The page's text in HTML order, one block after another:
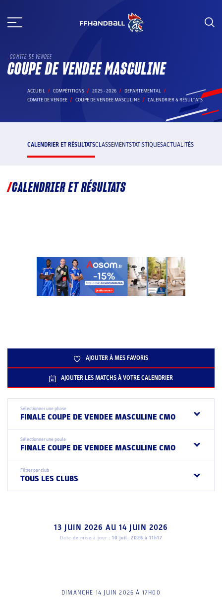
au
COMITE DE VENDEE
COUPE DE VENDEE MASCULINE
ACCUEIL COMPÉTITIONS 2025 - 2026
DEPARTEMENTAL
COMITE DE VENDEE
COUPE DE VENDEE MASCULINE CALENDRIER & RÉSULTATS
CALENDRIER ET RÉSULTATSCLASSEMENTSTATISTIQUESACTUALITÉS
CALENDRIER ET RÉSULTATS
AJOUTER À MES FAVORIS
AJOUTER LES MATCHS À VOTRE CALENDRIER
Sélectionner une phase
FINALE COUPE DE VENDEE MASCULINE CMO
Sélectionner une poule
FINALE COUPE DE VENDEE MASCULINE CMO
Filtrer par club
TOUS LES CLUBS
13 JUIN 2026 AU 14 JUIN 2026
Date de mise à jour : 10 juil. 2026 à 11h17
DIMANCHE 14 JUIN 2026 À 17H00